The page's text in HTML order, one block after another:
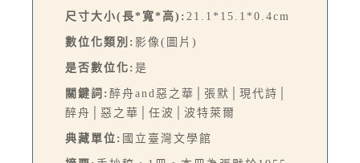
尺寸大小(長*寬*高): 21.1*15.1*0.4cm
數位化類別: 影像(圖片)
是否數位化: 是
關鍵詞: 醉舟and惡之華│張默│現代詩│
醉舟│惡之華│任波│波特萊爾
典藏單位: 國立臺灣文學館